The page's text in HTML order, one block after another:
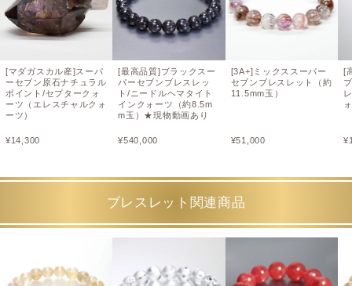
[マダガスカル産]スーパ
ーセブン原石ナチュラル
ポイント/セプタークォ
ーツ（エレスチャルクォ
ーツ）
¥14,300
[最高品質]ブラックスー
パーセブンブレスレッ
ト/ニードルヘマタイト
インクォーツ（約8.5m
m玉）★現物動画あり
¥540,000
[3A+]ミックススーパー
セブンブレスレット（約
11.5mm玉）
¥51,000
[
¥
ブレスレット関連商品